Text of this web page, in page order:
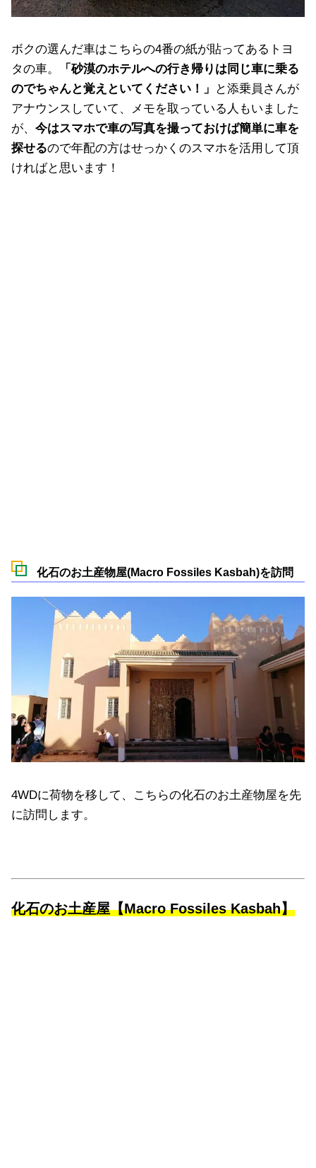
ボクの選んだ車はこちらの4番の紙が貼ってあるトヨ
タの車。
「砂漠のホテルへの行き帰りは同じ車に乗る
のでちゃんと覚えといてください！」
と添乗員さんが
アナウンスしていて、メモを取っている人もいました
が、 今はスマホで車の写真を撮っておけば簡単に車を
探せるので年配の方はせっかくのスマホを活用して頂
ければと思います！
化石のお土産物屋(Macro Fossiles Kasbah)を訪問
4WDに荷物を移して、こちらの化石のお土産物屋を先
に訪問します。
化石のお土産屋【Macro Fossiles Kasbah】